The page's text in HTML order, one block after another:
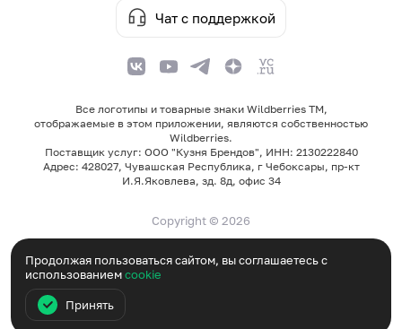
Продолжая пользоваться сайтом, вы соглашаетесь с
использованиемcookie
Принять
Все логотипы и товарные знаки Wildberries TM,
отображаемые в этом приложении, являются собственностью
Wildberries.
Поставщик услуг: ООО "Кузня Брендов", ИНН: 2130222840
Адрес: 428027, Чувашская Республика, г Чебоксары, пр-кт
И.Я.Яковлева, зд. 8д, офис 34
Чат с поддержкой
Copyright © 2026
Пользовательское соглашение
Политика конфиденциальности